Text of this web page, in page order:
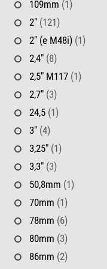
109mm (1)
2" (121)
2" (e M48i) (1)
2,4" (8)
2,5" M117 (1)
2,7" (3)
24,5 (1)
3" (4)
3,25" (1)
3,3" (3)
50,8mm (1)
70mm (1)
78mm (6)
80mm (3)
86mm (2)